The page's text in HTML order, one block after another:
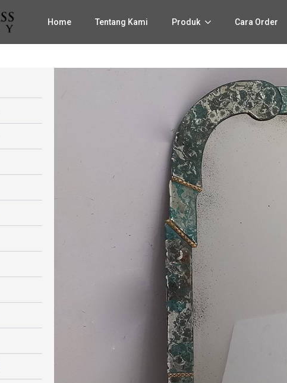
Home Tentang Kami Produk Cara Order